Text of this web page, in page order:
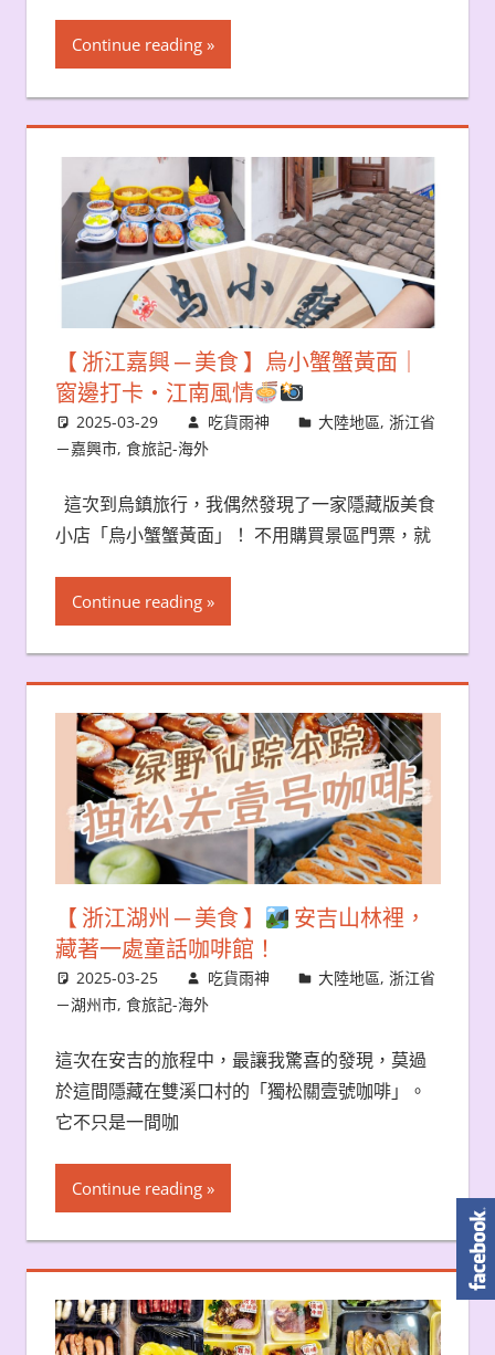
Continue reading
【 浙江嘉興 ─ 美食 】烏小蟹蟹黃面｜
窗邊打卡・江南風情
2025-03-29 吃貨雨神 大陸地區,浙江省
－嘉興市, 食旅記-海外
這次到烏鎮旅行，我偶然發現了一家隱藏版美食
小店「烏小蟹蟹黃面」！ 不用購買景區門票，就
Continue reading
【 浙江湖州 ─ 美食 】
安吉山林裡，
藏著一處童話咖啡館！
2025-03-25 吃貨雨神 大陸地區,浙江省
－湖州市, 食旅記-海外
這次在安吉的旅程中，最讓我驚喜的發現，莫過
於這間隱藏在雙溪口村的「獨松關壹號咖啡」。
它不只是一間咖
Continue reading